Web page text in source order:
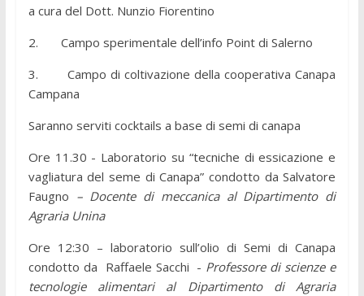
a cura del Dott. Nunzio Fiorentino
2. Campo sperimentale dell’info Point di Salerno
3. Campo di coltivazione della cooperativa Canapa
Campana
Saranno serviti cocktails a base di semi di canapa
Ore 11.30 - Laboratorio su “tecniche di essicazione e
vagliatura del seme di Canapa” condotto da Salvatore
Faugno – Docente di meccanica al Dipartimento di
Agraria Unina
Ore 12:30 – laboratorio sull’olio di Semi di Canapa
condotto da Raffaele Sacchi - Professore di scienze e
tecnologie alimentari al Dipartimento di Agraria